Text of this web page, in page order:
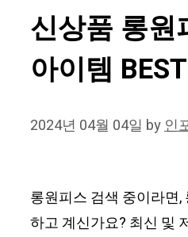
신상품 롱원
아이템
2024년 04월 04일 by인
롱원피스 검색 중이라면
하고 계신가요? 최신 및